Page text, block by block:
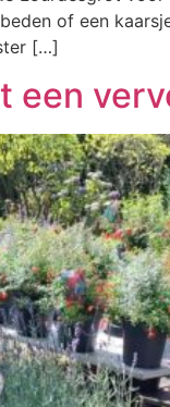
of een
[…]
een